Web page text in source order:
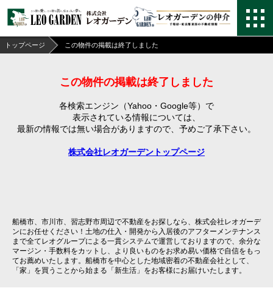
トップページ この物件の掲載は終了しました
この物件の掲載は終了しました
各検索エンジン（Yahoo・Google等）で
表示されている情報については、
最新の情報では無い場合がありますので、 予めご了承下さい。
株式会社レオガーデントップページ
船橋市、市川市、習志野市周辺で不動産をお探しなら、株式会社レオガーデ
ンにお任せください！土地の仕入・開発から入居後のアフターメンテナンス
まで全てレオグループによる一貫システムで運営しておりますので、余分な
マージン・手数料をカットし、より良いものをお求め易い価格で自信をもっ
てお薦めいたします。船橋市を中心とした地域密着の不動産会社として、
「家」を買うことから始まる「新生活」をお客様にお届けいたします。